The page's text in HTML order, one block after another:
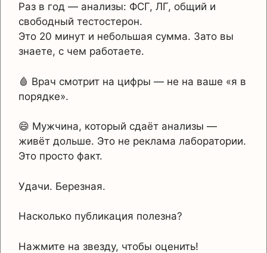
Раз в год — анализы: ФСГ, ЛГ, общий и
свободный тестостерон.
Это 20 минут и небольшая сумма. Зато вы
знаете, с чем работаете.
🩸 Врач смотрит на цифры — не на ваше «я в
порядке».
😄 Мужчина, который сдаёт анализы —
живёт дольше. Это не реклама лаборатории.
Это просто факт.
Удачи. Березная.
Насколько публикация полезна?
Нажмите на звезду, чтобы оценить!